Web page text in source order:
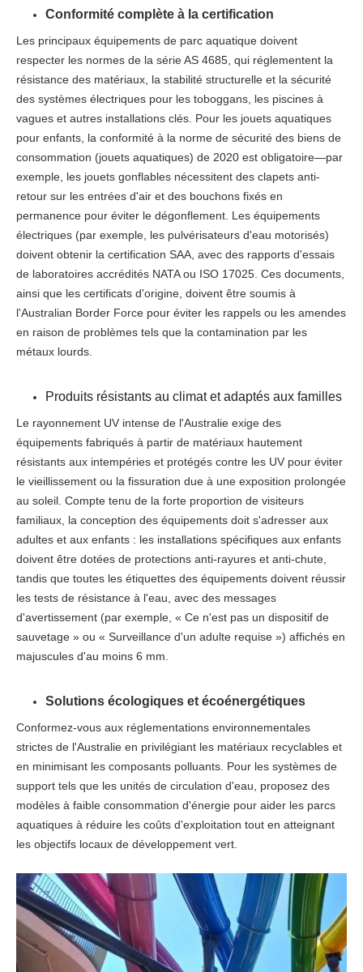
Conformité complète à la certification
Les principaux équipements de parc aquatique doivent
respecter les normes de la série AS 4685, qui réglementent la
résistance des matériaux, la stabilité structurelle et la sécurité
des systèmes électriques pour les toboggans, les piscines à
vagues et autres installations clés. Pour les jouets aquatiques
pour enfants, la conformité à la norme de sécurité des biens de
consommation (jouets aquatiques) de 2020 est obligatoire—par
exemple, les jouets gonflables nécessitent des clapets anti-
retour sur les entrées d'air et des bouchons fixés en
permanence pour éviter le dégonflement. Les équipements
électriques (par exemple, les pulvérisateurs d'eau motorisés)
doivent obtenir la certification SAA, avec des rapports d'essais
de laboratoires accrédités NATA ou ISO 17025. Ces documents,
ainsi que les certificats d'origine, doivent être soumis à
l'Australian Border Force pour éviter les rappels ou les amendes
en raison de problèmes tels que la contamination par les
métaux lourds.
Produits résistants au climat et adaptés aux familles
Le rayonnement UV intense de l'Australie exige des
équipements fabriqués à partir de matériaux hautement
résistants aux intempéries et protégés contre les UV pour éviter
le vieillissement ou la fissuration due à une exposition prolongée
au soleil. Compte tenu de la forte proportion de visiteurs
familiaux, la conception des équipements doit s'adresser aux
adultes et aux enfants : les installations spécifiques aux enfants
doivent être dotées de protections anti-rayures et anti-chute,
tandis que toutes les étiquettes des équipements doivent réussir
les tests de résistance à l'eau, avec des messages
d'avertissement (par exemple, « Ce n'est pas un dispositif de
sauvetage » ou « Surveillance d'un adulte requise ») affichés en
majuscules d'au moins 6 mm.​
Solutions écologiques et écoénergétiques
Conformez-vous aux réglementations environnementales
strictes de l'Australie en privilégiant les matériaux recyclables et
en minimisant les composants polluants. Pour les systèmes de
support tels que les unités de circulation d'eau, proposez des
modèles à faible consommation d'énergie pour aider les parcs
aquatiques à réduire les coûts d'exploitation tout en atteignant
les objectifs locaux de développement vert.